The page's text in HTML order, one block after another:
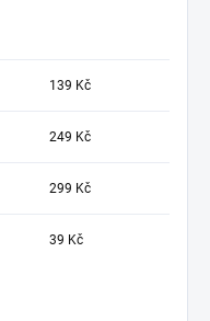
139 Kč
249 Kč
299 Kč
39 Kč